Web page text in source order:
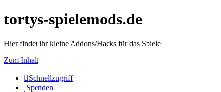
tortys-spielemods.de
Hier findet ihr kleine Addons/Hacks für das Spiele
Zum Inhalt
Schnellzugriff
Spenden